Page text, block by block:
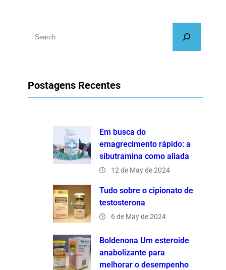
cPostagens Recentes
Em busca do
emagrecimento rápido: a
sibutramina como aliada
12 de May de 2024
Tudo sobre o cipionato de
testosterona
6 de May de 2024
Boldenona Um esteroide
anabolizante para
melhorar o desempenho